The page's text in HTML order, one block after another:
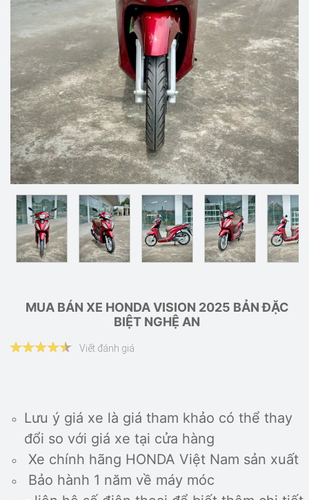
MUA BÁN XE HONDA VISION 2025 BẢN ĐẶC
BIỆT NGHỆ AN
Viết đánh giá
Lưu ý giá xe là giá tham khảo có thể thay
đổi so với giá xe tại cửa hàng
Xe chính hãng HONDA Việt Nam sản xuất
Bảo hành 1 năm về máy móc